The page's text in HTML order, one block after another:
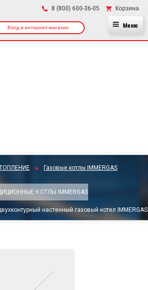
8 (800) 600-36-05 Корзина
Вход в интернет-магазин Меню
Газовые котлы IMMERGAS
КОТЛЫ IMMERGAS
настенный газовый котел IMMERGAS
×